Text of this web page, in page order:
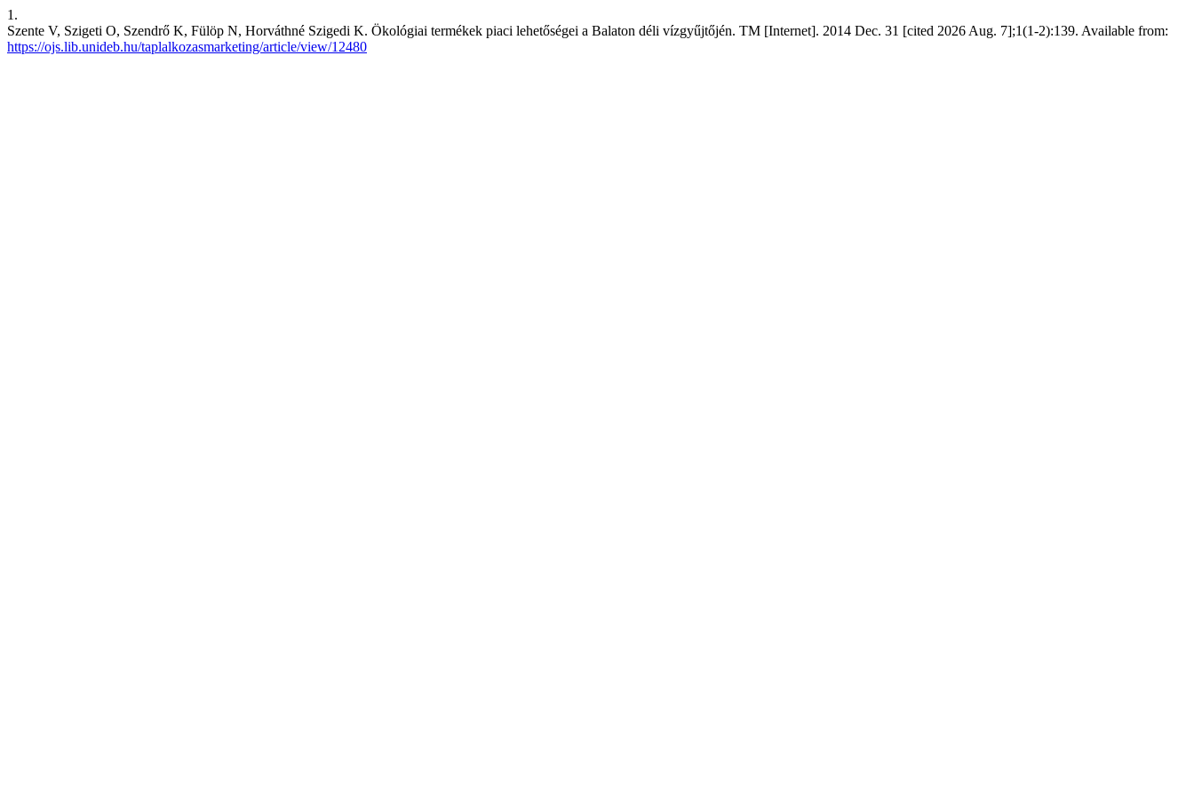
1.
Szente V, Szigeti O, Szendrő K, Fülöp N, Horváthné Szigedi K. Ökológiai termékek piaci lehetőségei a Balaton déli vízgyűjtőjén. TM [Internet]. 2014 Dec. 31 [cited 2026 Aug. 7];1(1-2):139. Available from:
https://ojs.lib.unideb.hu/taplalkozasmarketing/article/view/12480